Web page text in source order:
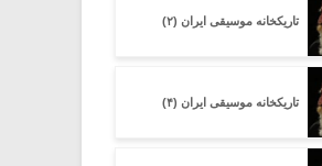
تاریکخانه موسیقی ایران (۲)
تاریکخانه موسیقی ایران (۴)